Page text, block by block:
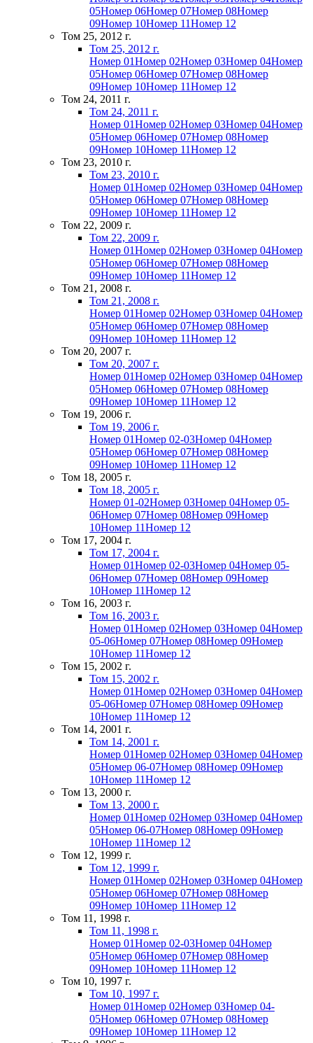
05Номер 06Номер 07Номер 08Номер
09Номер 10Номер 11Номер 12
Том 25, 2012 г.
Том 25, 2012 г.
Номер 01Номер 02Номер 03Номер 04Номер
05Номер 06Номер 07Номер 08Номер
09Номер 10Номер 11Номер 12
Том 24, 2011 г.
Том 24, 2011 г.
Номер 01Номер 02Номер 03Номер 04Номер
05Номер 06Номер 07Номер 08Номер
09Номер 10Номер 11Номер 12
Том 23, 2010 г.
Том 23, 2010 г.
Номер 01Номер 02Номер 03Номер 04Номер
05Номер 06Номер 07Номер 08Номер
09Номер 10Номер 11Номер 12
Том 22, 2009 г.
Том 22, 2009 г.
Номер 01Номер 02Номер 03Номер 04Номер
05Номер 06Номер 07Номер 08Номер
09Номер 10Номер 11Номер 12
Том 21, 2008 г.
Том 21, 2008 г.
Номер 01Номер 02Номер 03Номер 04Номер
05Номер 06Номер 07Номер 08Номер
09Номер 10Номер 11Номер 12
Том 20, 2007 г.
Том 20, 2007 г.
Номер 01Номер 02Номер 03Номер 04Номер
05Номер 06Номер 07Номер 08Номер
09Номер 10Номер 11Номер 12
Том 19, 2006 г.
Том 19, 2006 г.
Номер 01Номер 02-03Номер 04Номер
05Номер 06Номер 07Номер 08Номер
09Номер 10Номер 11Номер 12
Том 18, 2005 г.
Том 18, 2005 г.
Номер 01-02Номер 03Номер 04Номер 05-
06Номер 07Номер 08Номер 09Номер
10Номер 11Номер 12
Том 17, 2004 г.
Том 17, 2004 г.
Номер 01Номер 02-03Номер 04Номер 05-
06Номер 07Номер 08Номер 09Номер
10Номер 11Номер 12
Том 16, 2003 г.
Том 16, 2003 г.
Номер 01Номер 02Номер 03Номер 04Номер
05-06Номер 07Номер 08Номер 09Номер
10Номер 11Номер 12
Том 15, 2002 г.
Том 15, 2002 г.
Номер 01Номер 02Номер 03Номер 04Номер
05-06Номер 07Номер 08Номер 09Номер
10Номер 11Номер 12
Том 14, 2001 г.
Том 14, 2001 г.
Номер 01Номер 02Номер 03Номер 04Номер
05Номер 06-07Номер 08Номер 09Номер
10Номер 11Номер 12
Том 13, 2000 г.
Том 13, 2000 г.
Номер 01Номер 02Номер 03Номер 04Номер
05Номер 06-07Номер 08Номер 09Номер
10Номер 11Номер 12
Том 12, 1999 г.
Том 12, 1999 г.
Номер 01Номер 02Номер 03Номер 04Номер
05Номер 06Номер 07Номер 08Номер
09Номер 10Номер 11Номер 12
Том 11, 1998 г.
Том 11, 1998 г.
Номер 01Номер 02-03Номер 04Номер
05Номер 06Номер 07Номер 08Номер
09Номер 10Номер 11Номер 12
Том 10, 1997 г.
Том 10, 1997 г.
Номер 01Номер 02Номер 03Номер 04-
05Номер 06Номер 07Номер 08Номер
09Номер 10Номер 11Номер 12